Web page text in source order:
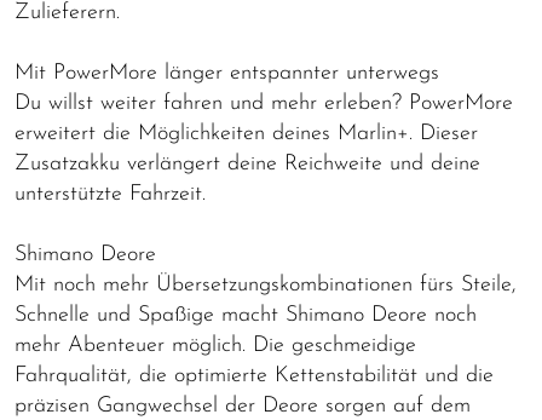
Zulieferern.
Mit PowerMore länger entspannter unterwegs
Du willst weiter fahren und mehr erleben? PowerMore
erweitert die Möglichkeiten deines Marlin+. Dieser
Zusatzakku verlängert deine Reichweite und deine
unterstützte Fahrzeit.
Shimano Deore
Mit noch mehr Übersetzungskombinationen fürs Steile,
Schnelle und Spaßige macht Shimano Deore noch
mehr Abenteuer möglich. Die geschmeidige
Fahrqualität, die optimierte Kettenstabilität und die
präzisen Gangwechsel der Deore sorgen auf dem